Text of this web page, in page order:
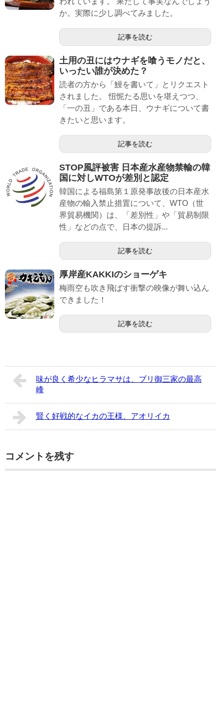
か。実際に少し調べてみました。
記事を読む
土用の丑にはウナギを喰うモノだと、
いったい誰が決めた？
読者の方から「鰻を書いて」とリクエスト
されました。 忸怩たる思いを堪えつつ、
「一の丑」である本日、ウナギについて書
きたいと思います。
記事を読む
STOP風評被害 日本産水産物禁輸の韓
国に対しWTOが差別と認定
韓国による福島第１原発事故後の日本産水
産物の輸入禁止措置について、WTO（世
界貿易機関）は、「差別性」や「貿易制限
性」などの点で、日本の提訴...
記事を読む
厚岸産KAKKIのショーゲキ
梅雨空も吹き飛ばす衝撃の映像が舞い込ん
できました！
記事を読む
味が良く希少なヒラマサは、ブリ御三家の最高
峰
賢く好戦的なイカの王様、アオリイカ
コメントを残す